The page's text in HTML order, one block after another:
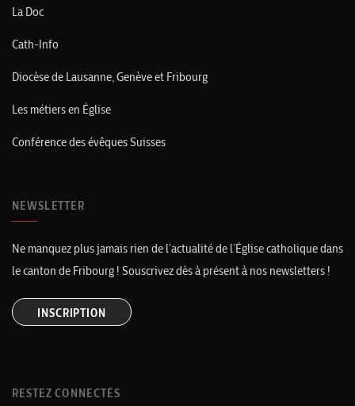
La Doc
Cath-Info
Diocèse de Lausanne, Genève et Fribourg
Les métiers en Église
Conférence des évêques Suisses
NEWSLETTER
Ne manquez plus jamais rien de l’actualité de l’Église catholique dans
le canton de Fribourg ! Souscrivez dès à présent à nos newsletters !
INSCRIPTION
RESTEZ CONNECTÉS